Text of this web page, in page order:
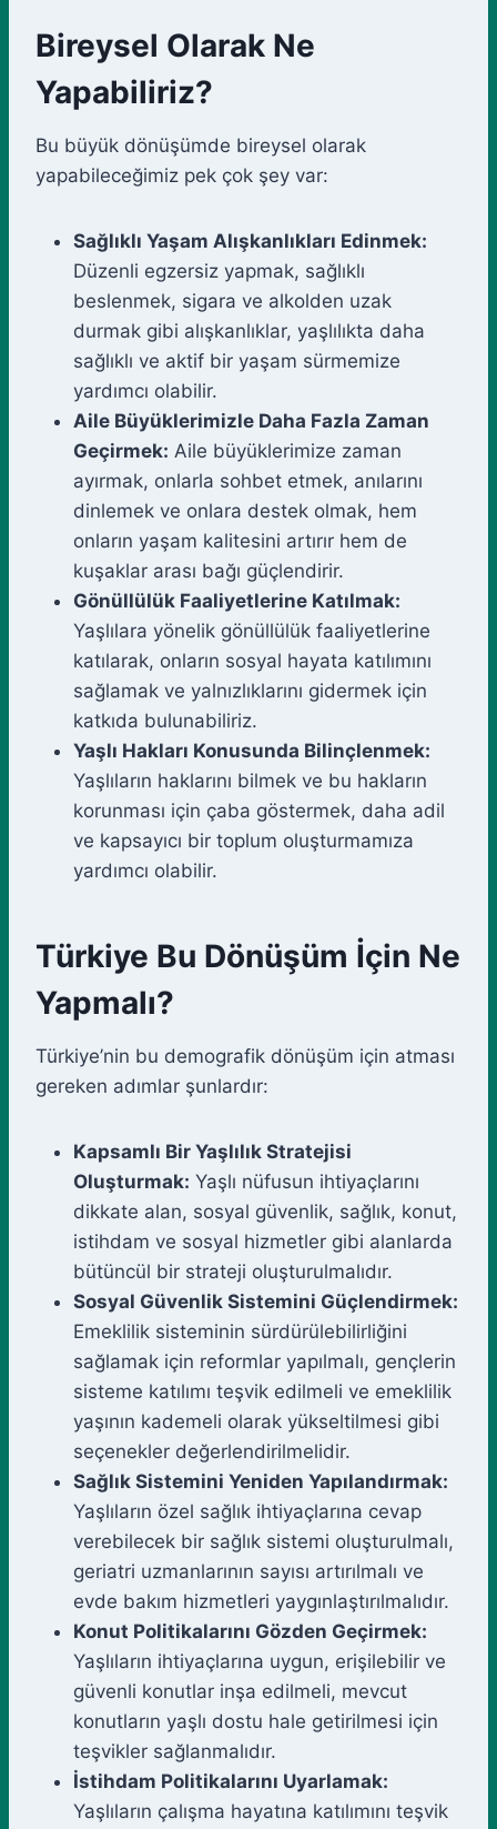
Bireysel Olarak Ne
Yapabiliriz?
Bu büyük dönüşümde bireysel olarak
yapabileceğimiz pek çok şey var:
Sağlıklı Yaşam Alışkanlıkları Edinmek:
Düzenli egzersiz yapmak, sağlıklı
beslenmek, sigara ve alkolden uzak
durmak gibi alışkanlıklar, yaşlılıkta daha
sağlıklı ve aktif bir yaşam sürmemize
yardımcı olabilir.
Aile Büyüklerimizle Daha Fazla Zaman
Geçirmek: Aile büyüklerimize zaman
ayırmak, onlarla sohbet etmek, anılarını
dinlemek ve onlara destek olmak, hem
onların yaşam kalitesini artırır hem de
kuşaklar arası bağı güçlendirir.
Gönüllülük Faaliyetlerine Katılmak:
Yaşlılara yönelik gönüllülük faaliyetlerine
katılarak, onların sosyal hayata katılımını
sağlamak ve yalnızlıklarını gidermek için
katkıda bulunabiliriz.
Yaşlı Hakları Konusunda Bilinçlenmek:
Yaşlıların haklarını bilmek ve bu hakların
korunması için çaba göstermek, daha adil
ve kapsayıcı bir toplum oluşturmamıza
yardımcı olabilir.
Türkiye Bu Dönüşüm İçin Ne
Yapmalı?
Türkiye’nin bu demografik dönüşüm için atması
gereken adımlar şunlardır:
Kapsamlı Bir Yaşlılık Stratejisi
Oluşturmak: Yaşlı nüfusun ihtiyaçlarını
dikkate alan, sosyal güvenlik, sağlık, konut,
istihdam ve sosyal hizmetler gibi alanlarda
bütüncül bir strateji oluşturulmalıdır.
Sosyal Güvenlik Sistemini Güçlendirmek:
Emeklilik sisteminin sürdürülebilirliğini
sağlamak için reformlar yapılmalı, gençlerin
sisteme katılımı teşvik edilmeli ve emeklilik
yaşının kademeli olarak yükseltilmesi gibi
seçenekler değerlendirilmelidir.
Sağlık Sistemini Yeniden Yapılandırmak:
Yaşlıların özel sağlık ihtiyaçlarına cevap
verebilecek bir sağlık sistemi oluşturulmalı,
geriatri uzmanlarının sayısı artırılmalı ve
evde bakım hizmetleri yaygınlaştırılmalıdır.
Konut Politikalarını Gözden Geçirmek:
Yaşlıların ihtiyaçlarına uygun, erişilebilir ve
güvenli konutlar inşa edilmeli, mevcut
konutların yaşlı dostu hale getirilmesi için
teşvikler sağlanmalıdır.
İstihdam Politikalarını Uyarlamak:
Yaşlıların çalışma hayatına katılımını teşvik